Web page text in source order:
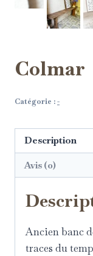
Colmar
Catégorie :-
Description
Avis (0)
Ancien banc
traces du